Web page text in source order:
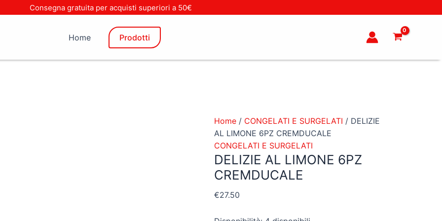
Consegna gratuita per acquisti superiori a 50€
Home Prodotti
Home/ CONGELATI E SURGELATI / DELIZIE
AL LIMONE 6PZ CREMDUCALE
CONGELATI E SURGELATI
DELIZIE AL LIMONE 6PZ
CREMDUCALE
€27.50
AL